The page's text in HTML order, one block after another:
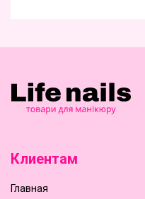
Клиентам
Главная